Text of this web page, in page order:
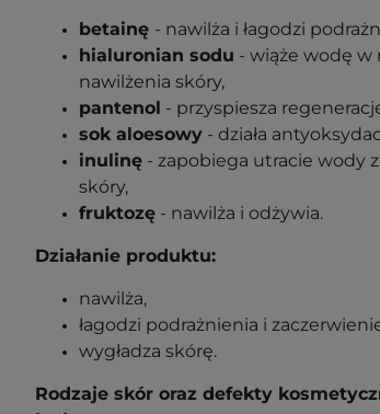
betainę - nawilża i łagodzi
hialuronian sodu - wiąże wodę w
nawilżenia skóry,
pantenol - przyspiesza
sok aloesowy - działa
inulinę - zapobiega utracie wody
skóry,
fruktozę - nawilża i odżywia.
Działanie produktu:
nawilża,
łagodzi podrażnienia i
wygładza skórę.
Rodzaje skór oraz defekty